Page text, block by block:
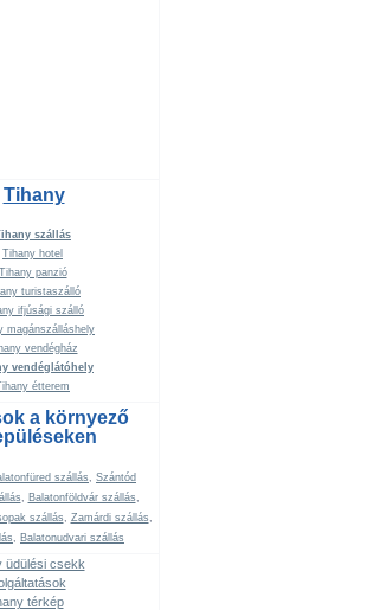
Tihany
szállás
Tihany hotel
Tihany panzió
turistaszálló
ifjúsági szálló
magánszálláshely
vendégház
vendéglátóhely
étterem
a környező
szállás, Szántód
, Balatonföldvár szállás,
szállás, Zamárdi szállás,
, Balatonudvari szállás
üdülési csekk
térkép